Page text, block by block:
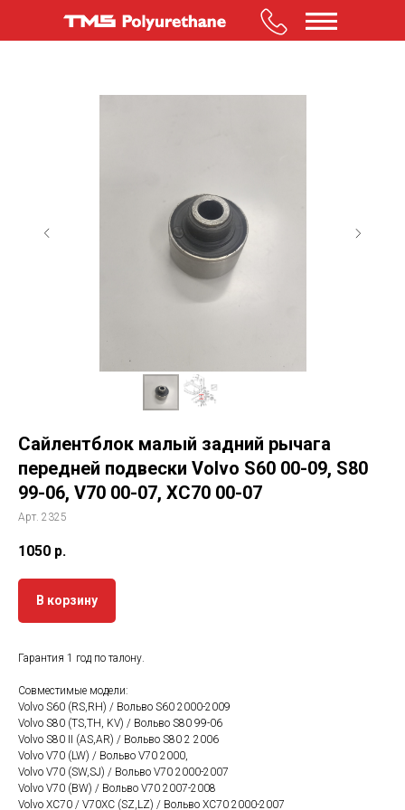
Сайлентблок малый задний рычага
передней подвески Volvo S60 00-09, S80
99-06, V70 00-07, XC70 00-07
Арт. 2325
1050 р.
В корзину
Гарантия 1 год по талону.
Совместимые модели:
Volvo S60 (RS,RH) / Вольво S60 2000-2009
Volvo S80 (TS,TH, KV) / Вольво S80 99-06
Volvo S80 II (AS,AR) / Вольво S80 2 2006
Volvo V70 (LW) / Вольво V70 2000,
Volvo V70 (SW,SJ) / Вольво V70 2000-2007
Volvo V70 (BW) / Вольво V70 2007-2008
Volvo XC70 / V70XC (SZ,LZ) / Вольво ХС70 2000-2007